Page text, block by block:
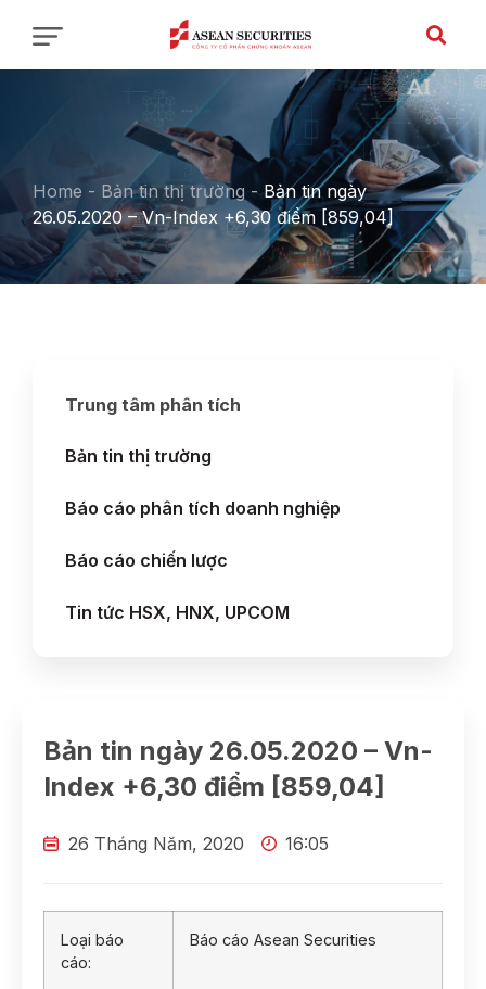
Home - Bản tin thị trường -Bản tin ngày
26.05.2020 – Vn-Index +6,30 điểm [859,04]
Trung tâm phân tích
Bản tin thị trường
Báo cáo phân tích doanh nghiệp
Báo cáo chiến lược
Tin tức HSX, HNX, UPCOM
Bản tin ngày 26.05.2020 – Vn-
Index +6,30 điểm [859,04]
26 Tháng Năm, 2020 16:05
Loại báo
cáo:
Báo cáo Asean Securities